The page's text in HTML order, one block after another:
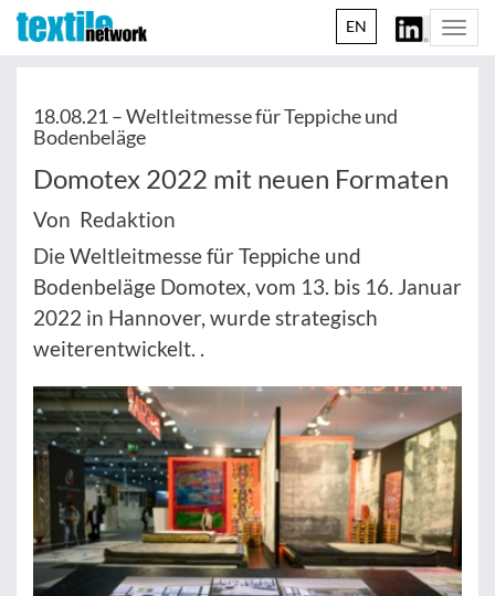
EN
18.08.21 –Weltleitmesse für Teppiche und
Bodenbeläge
Domotex 2022 mit neuen Formaten
Von Redaktion
Die Weltleitmesse für Teppiche und
Bodenbeläge Domotex, vom 13. bis 16. Januar
2022 in Hannover, wurde strategisch
weiterentwickelt. .